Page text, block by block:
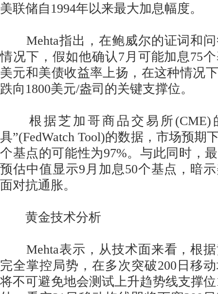
美联储自1994年以来最大加息幅度。
Mehta指出，在鲍威尔的证词和问
情况下，假如他确认7月可能加息75
美元和美债收益率上扬，在这种情况
跌向1800美元/盎司的关键支撑位。
根据芝加哥商品交易所(CME)
具”(FedWatch Tool)的数据，市场预期
个基点的可能性为97%。与此同时，
预估中值显示9月加息50个基点，暗
面对抗通胀。
黄金技术分析
Mehta表示，从技术面来看，根据
完全掌控局势，在多次突破200日移
将不可避免地会测试上升趋势线支撑